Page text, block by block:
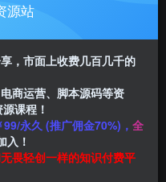
无脑操作可矩阵
源站
，市面上收费几百几千的
商运营、脚本源码等资
课程！
99/永久 (推广佣金70%)， 全
入！
畏轻创一样的知识付费平